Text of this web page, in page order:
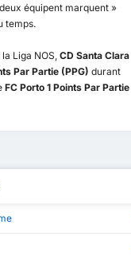
équipent marquent »
temps.
Liga NOS,CD Santa Clara
Par Partie (PPG) durant
FC Porto 1 Points Par Partie